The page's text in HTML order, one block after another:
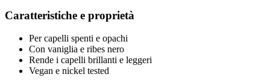
Caratteristiche e proprietà
Per capelli spenti e opachi
Con vaniglia e ribes nero
Rende i capelli brillanti e leggeri
Vegan e nickel tested